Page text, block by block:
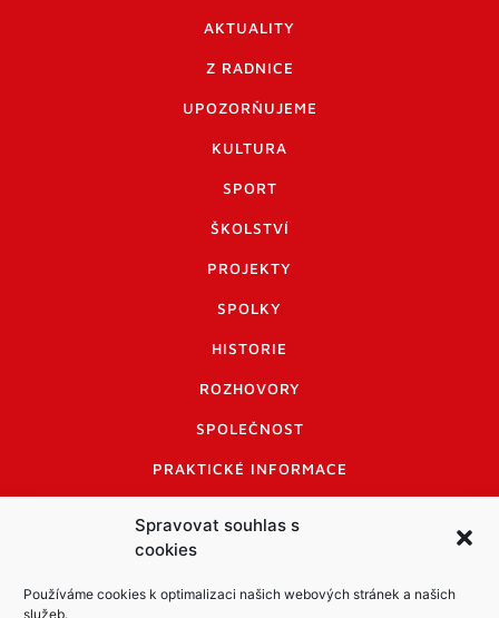
Spravovat souhlas s
cookies
Používáme cookies k optimalizaci našich webových stránek a našich
služeb.
AKTUALITY
Z RADNICE
UPOZORŇUJEME
KULTURA
SPORT
ŠKOLSTVÍ
PROJEKTY
SPOLKY
HISTORIE
ROZHOVORY
SPOLEČNOST
PRAKTICKÉ INFORMACE
INFORMACE A KODEX DISKUTUJÍCÍCH
LOGO A LOGO MANUÁL